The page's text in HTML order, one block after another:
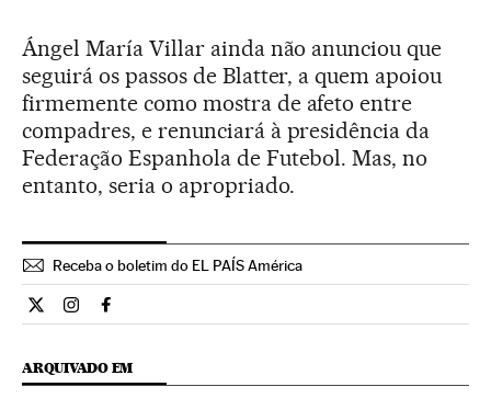
Ángel María Villar ainda não anunciou que
seguirá os passos de Blatter, a quem apoiou
firmemente como mostra de afeto entre
compadres, e renunciará à presidência da
Federação Espanhola de Futebol. Mas, no
entanto, seria o apropriado.
Receba o boletim do EL PAÍS América
Opiniao El País Brasil en Twitter
Opiniao El País Brasil en Instagram
Opiniao El País Brasil en Facebook
ARQUIVADO EM